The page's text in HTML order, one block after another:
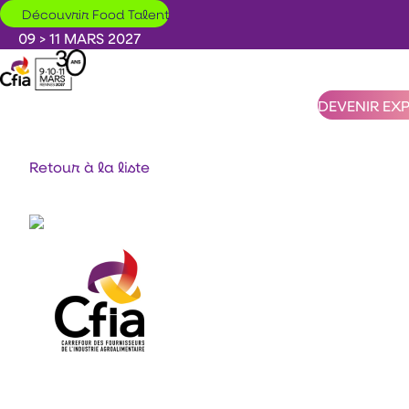
Aller au contenu principal
Découvrir Food Talent
09 > 11 MARS 2027
DEVENIR
Retour à la liste